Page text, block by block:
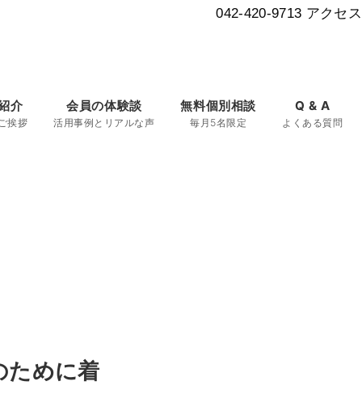
042-420-9713 アクセス
介
挨拶
会員の体験談
活用事例とリアルな声
無料個別相談
毎月5名限定
Q & A
よくある質問
ために着